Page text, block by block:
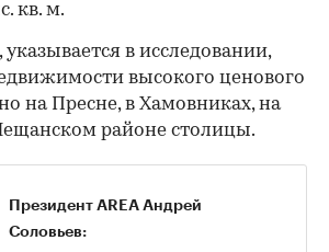
кв. м.
в исследовании,
высокого ценового
на Пресне, в Хамовниках, на
районе столицы.
Президент AREA Андрей
Соловьев: